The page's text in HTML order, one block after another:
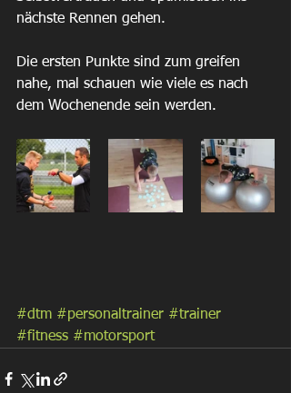
nächste Rennen gehen.
Die ersten Punkte sind zum greifen
nahe, mal schauen wie viele es nach
dem Wochenende sein werden.
#dtm #personaltrainer #trainer
#fitness #motorsport